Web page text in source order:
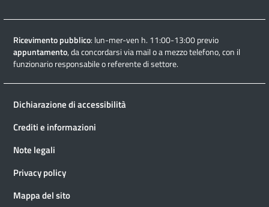
Ricevimento pubblico: lun-mer-ven h. 11:00-13:00 previo
appuntamento, da concordarsi via mail o a mezzo telefono, con il
funzionario responsabile o referente di settore.
Dichiarazione di accessibilità
Crediti e informazioni
Note legali
Privacy policy
Mappa del sito